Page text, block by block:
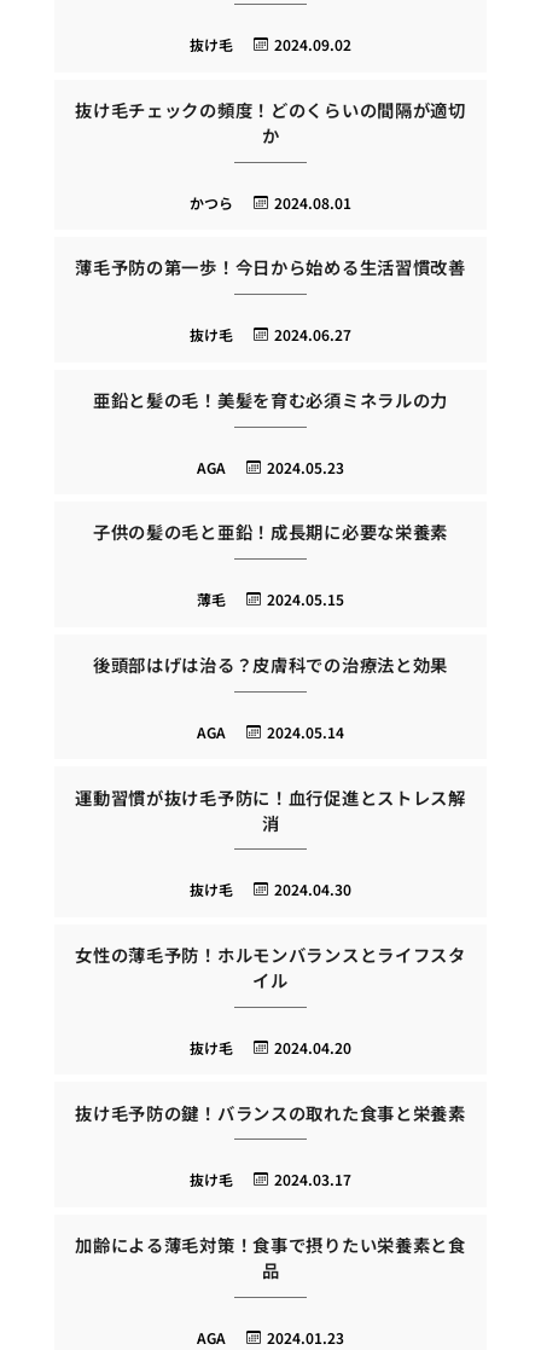
2024.09.02
抜け毛
抜け毛チェックの頻度！どのくらいの間隔が適切
か
2024.08.01
かつら
薄毛予防の第一歩！今日から始める生活習慣改善
2024.06.27
抜け毛
亜鉛と髪の毛！美髪を育む必須ミネラルの力
2024.05.23
AGA
子供の髪の毛と亜鉛！成長期に必要な栄養素
2024.05.15
薄毛
後頭部はげは治る？皮膚科での治療法と効果
2024.05.14
AGA
運動習慣が抜け毛予防に！血行促進とストレス解
消
2024.04.30
抜け毛
女性の薄毛予防！ホルモンバランスとライフスタ
イル
2024.04.20
抜け毛
抜け毛予防の鍵！バランスの取れた食事と栄養素
2024.03.17
抜け毛
加齢による薄毛対策！食事で摂りたい栄養素と食
品
2024.01.23
AGA